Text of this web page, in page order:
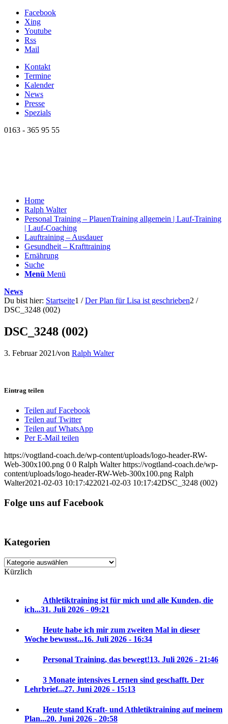
Facebook
Xing
Youtube
Rss
Mail
Kontakt
Termine
Kalender
News
Presse
Spezials
0163 - 365 95 55
Home
Ralph Walter
Personal Training – PlauenTraining allgemein | Lauf-Training
| Lauf-Coaching
Lauftraining – Ausdauer
Gesundheit – Krafttraining
Ernährung
Suche
Menü Menü
News
Du bist hier: Startseite1 / Der Plan für Lisa ist geschrieben2 /
DSC_3248 (002)
DSC_3248 (002)
3. Februar 2021/von Ralph Walter
Eintrag teilen
Teilen auf Facebook
Teilen auf Twitter
Teilen auf WhatsApp
Per E-Mail teilen
https://vogtland-coach.de/wp-content/uploads/logo-header-RW-
Web-300x100.png 0 0 Ralph Walter https://vogtland-coach.de/wp-
content/uploads/logo-header-RW-Web-300x100.png Ralph
Walter2021-02-03 10:17:422021-02-03 10:17:42DSC_3248 (002)
Folge uns auf Facebook
Kategorien
Kategorien
Kürzlich
Athletiktraining ist für mich und alle Kunden, die
ich...31. Juli 2026 - 09:21
Heute habe ich mir zum zweiten Mal in dieser
Woche bewusst...16. Juli 2026 - 16:34
Personal Training, das bewegt!13. Juli 2026 - 21:46
3 Monate intensives Lernen sind geschafft. Der
Lehrbrief...27. Juni 2026 - 15:13
Heute stand Kraft- und Athletiktraining auf meinem
Plan...20. Juni 2026 - 20:58